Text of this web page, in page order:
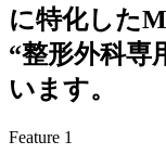
に特化した
“整形外科専
います。
Feature 1